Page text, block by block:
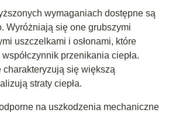
wymaganiach dostępne są
Wyróżniają się one grubszymi
uszczelkami i osłonami, które
przenikania ciepła.
charakteryzują się większą
straty ciepła.
na uszkodzenia mechaniczne